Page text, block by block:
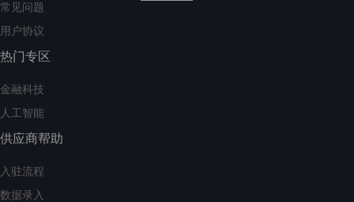
常见问题
用户协议
热门专区
金融科技
人工智能
供应商帮助
入驻流程
数据录入